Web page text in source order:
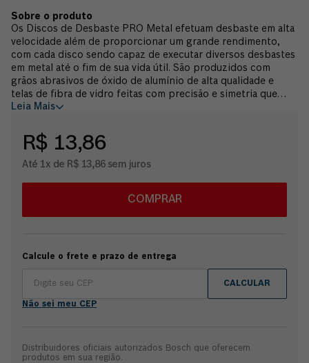
Os Discos de Desbaste PRO Metal efetuam desbaste em alta
velocidade além de proporcionar um grande rendimento,
com cada disco sendo capaz de executar diversos desbastes
em metal até o fim de sua vida útil. São produzidos com
grãos abrasivos de óxido de alumínio de alta qualidade e
telas de fibra de vidro feitas com precisão e simetria que
trazem alta estabilidade para os discos. São fabricados sob
internacionais (EN 12413) e possuem certificações de
qualidade como ABNT (Brasil) e OSA (Europa) trazendo
máxima segurança durante sua aplicação. São indicados para
Garantia 6 meses Bosch.
Leia Mais
R$ 13,86
Até 1x de R$ 13,86 sem juros
COMPRAR
Calcule o frete e prazo de entrega
CALCULAR
Não sei meu CEP
Distribuidores oficiais autorizados Bosch que oferecem
produtos em sua região.